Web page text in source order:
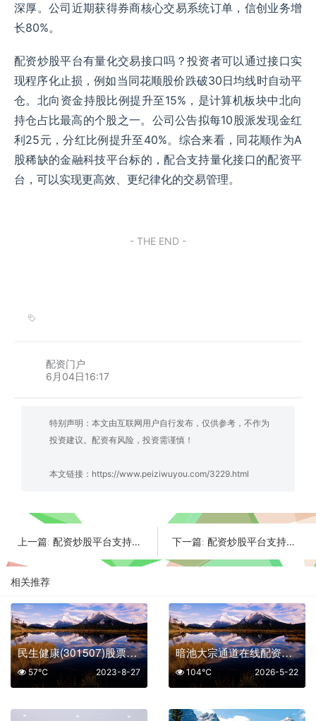
深厚。公司近期获得券商核心交易系统订单，信创业务增
长80%。
配资炒股平台有量化交易接口吗？投资者可以通过接口实
现程序化止损，例如当同花顺股价跌破30日均线时自动平
仓。北向资金持股比例提升至15%，是计算机板块中北向
持仓占比最高的个股之一。公司公告拟每10股派发现金红
利25元，分红比例提升至40%。综合来看，同花顺作为A
股稀缺的金融科技平台标的，配合支持量化接口的配资平
台，可以实现更高效、更纪律化的交易管理。
- THE END -
配资门户
6月04日16:17
特别声明：本文由互联网用户自行发布，仅供参考，不作为
投资建议。配资有风险，投资需谨慎！
本文链接： https://www.peiziwuyou.com/3229.html
上一篇: 配资炒股平台支持多账户管理吗 海尔智家海外收入占比突破55%全球协同效应显现 下一篇: 配资炒股平台支持条件单吗 光迅科技800G光模块放量突破年线压制
相关推荐
民生健康(301507)股票怎么样
2023-8-27
57℃
暗池大宗通道在线配资平台排名机构专用
2026-5-22
104℃